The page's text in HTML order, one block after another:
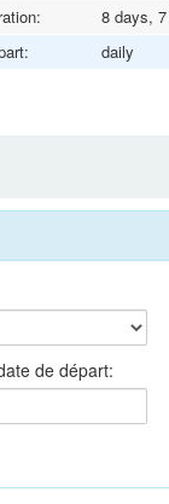
8 days,
daily
de départ: